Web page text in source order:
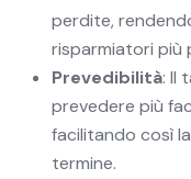
perdite,
risparmiatori più
Prevedibilità: Il
prevedere più
facilitando così
termine.